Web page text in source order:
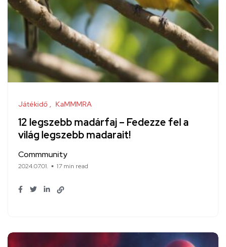
Játékidő KaMMMRA
12 legszebb madárfaj – Fedezze fel a
világ legszebb madarait!
Commmunity
2024.07.01. 17 min read